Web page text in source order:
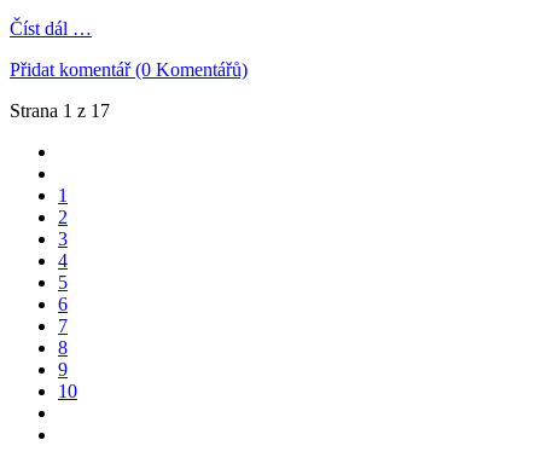
Číst dál …
Přidat komentář (0 Komentářů)
Strana 1 z 17
1
2
3
4
5
6
7
8
9
10